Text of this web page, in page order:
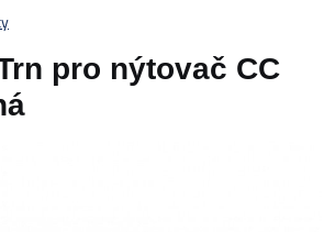
pro nýtovač CC